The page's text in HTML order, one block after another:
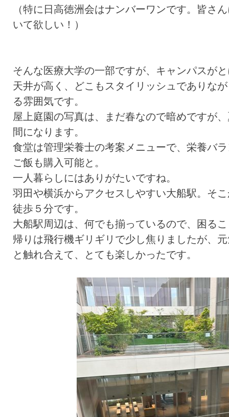
（特に日高徳洲会はナンバーワンです。皆さ
いて欲しい！）
そんな医療大学の一部ですが、キャンパスが
天井が高く、どこもスタイリッシュでありな
る雰囲気です。
屋上庭園の写真は、まだ春なので暗めですが
間になります。
食堂は管理栄養士の考案メニューで、栄養バ
ご飯も購入可能と。
一人暮らしにはありがたいですね。
羽田や横浜からアクセスしやすい大船駅。そ
徒歩５分です。
大船駅周辺は、何でも揃っているので、困る
帰りは飛行機ギリギリで少し焦りましたが、
と触れ合えて、とても楽しかったです。